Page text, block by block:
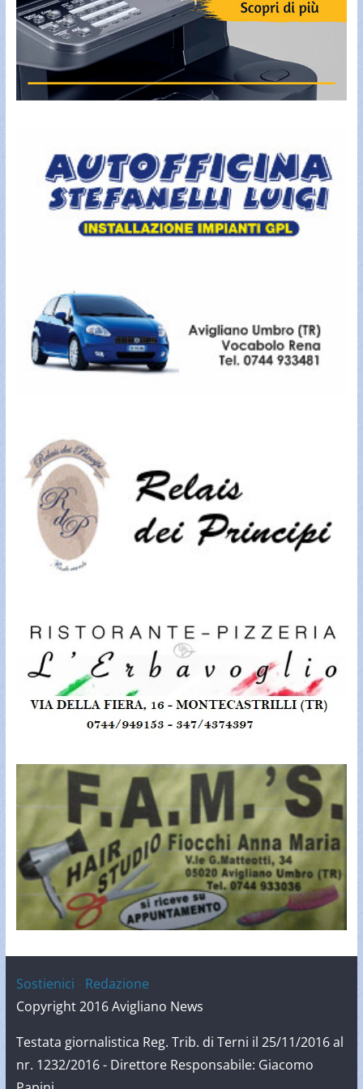
Sostienici
Redazione
Copyright 2016 Avigliano News
Testata giornalistica Reg. Trib. di Terni il 25/11/2016 al
nr. 1232/2016 - Direttore Responsabile: Giacomo